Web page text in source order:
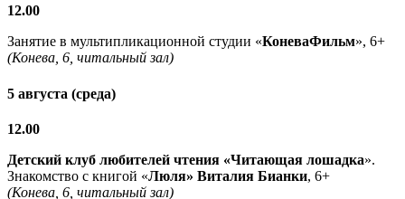
12.00
Занятие в мультипликационной студии «КоневаФильм», 6+
(Конева, 6, читальный зал)
5 августа (среда)
12.00
Детский клуб любителей чтения «Читающая лошадка».
Знакомство с книгой «Люля» Виталия Бианки, 6+
(Конева, 6, читальный зал)